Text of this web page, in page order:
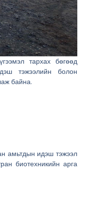
тархах бөгөөд
тэжээлийн болон
байна.
амьтдын идэш тэжээл
биотехникийн арга